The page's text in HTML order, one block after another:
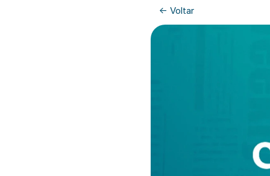
<- Voltar